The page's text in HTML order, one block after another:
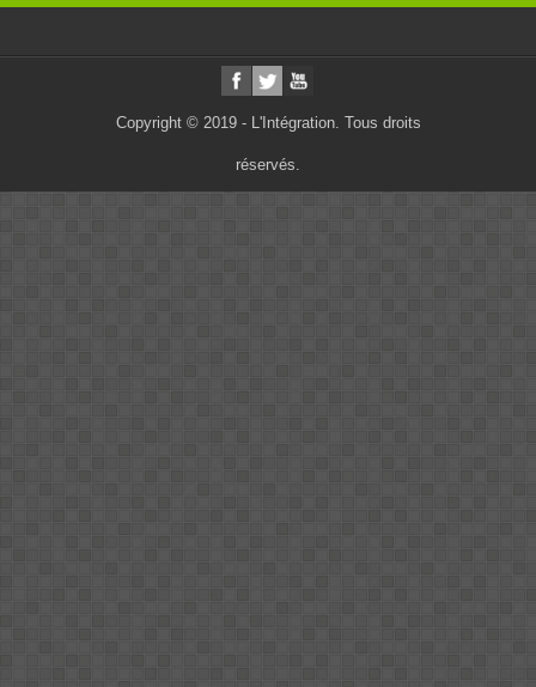
Copyright © 2019 - L'Intégration. Tous droits
réservés.